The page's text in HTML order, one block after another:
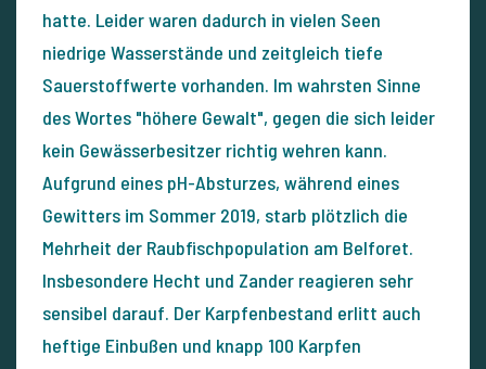
hatte. Leider waren dadurch in vielen Seen
niedrige Wasserstände und zeitgleich tiefe
Sauerstoffwerte vorhanden. Im wahrsten Sinne
des Wortes "höhere Gewalt", gegen die sich leider
kein Gewässerbesitzer richtig wehren kann.
Aufgrund eines pH-Absturzes, während eines
Gewitters im Sommer 2019, starb plötzlich die
Mehrheit der Raubfischpopulation am Belforet.
Insbesondere Hecht und Zander reagieren sehr
sensibel darauf. Der Karpfenbestand erlitt auch
heftige Einbußen und knapp 100 Karpfen